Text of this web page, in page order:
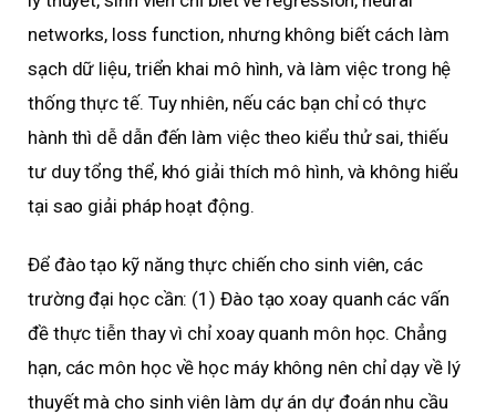
networks, loss function, nhưng không biết cách làm
sạch dữ liệu, triển khai mô hình, và làm việc trong hệ
thống thực tế. Tuy nhiên, nếu các bạn chỉ có thực
hành thì dễ dẫn đến làm việc theo kiểu thử sai, thiếu
tư duy tổng thể, khó giải thích mô hình, và không hiểu
tại sao giải pháp hoạt động.
Để đào tạo kỹ năng thực chiến cho sinh viên, các
trường đại học cần: (1) Đào tạo xoay quanh các vấn
đề thực tiễn thay vì chỉ xoay quanh môn học. Chẳng
hạn, các môn học về học máy không nên chỉ dạy về lý
thuyết mà cho sinh viên làm dự án dự đoán nhu cầu